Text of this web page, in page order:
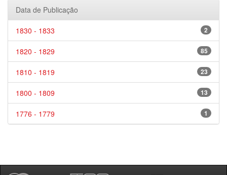
Data de Publicação
2
1830 - 1833
85
1820 - 1829
23
1810 - 1819
13
1800 - 1809
1
1776 - 1779